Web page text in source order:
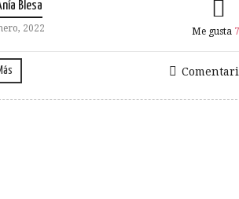
Blesa
2022 Me gusta